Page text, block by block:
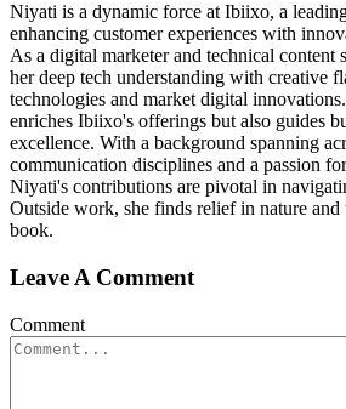
Niyati is a dynamic force at Ibiixo, a
enhancing customer experiences with
As a digital marketer and technical content
her deep tech understanding with creative
technologies and market digital
enriches Ibiixo's offerings but also guides
excellence. With a background spanning
communication disciplines and a passion
Niyati's contributions are pivotal in
Outside work, she finds relief in nature and
book.
Leave A Comment
Comment